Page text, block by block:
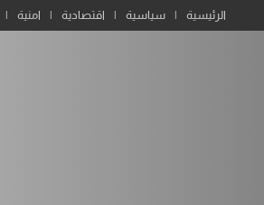
الرئيسية سياسية اقتصادية امنية